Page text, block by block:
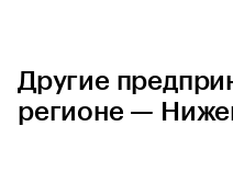
Другие
регионе —